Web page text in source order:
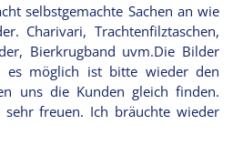
selbstgemachte Sachen an wie
Charivari, Trachtenfilztaschen,
Bierkrugband uvm.Die Bilder
möglich ist bitte wieder den
uns die Kunden gleich finden.
freuen. Ich bräuchte wieder